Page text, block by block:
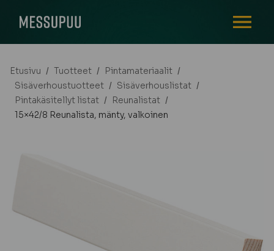
Etusivu / Tuotteet / Pintamateriaalit /
Sisäverhoustuotteet / Sisäverhouslistat /
Pintakäsitellyt listat / Reunalistat /
15×42/8 Reunalista, mänty, valkoinen